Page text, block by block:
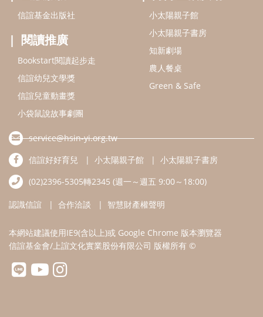
信誼好好育兒
小太陽親子書房
(02)2396-5305轉2345 (週一～週五 9:00～18:00)
認識信誼 合作洽談 智慧財產權聲明
本網站建議使用IE9(含以上)或 Google Chrome 版本瀏覽器
信誼基金會/上誼文化實業股份有限公司 版權所有 ©